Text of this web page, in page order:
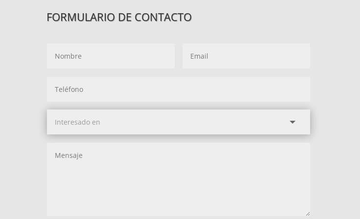
FORMULARIO DE CONTACTO